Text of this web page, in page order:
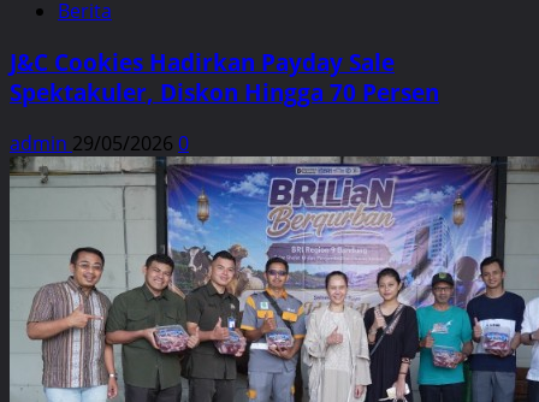
Berita
J&C Cookies Hadirkan Payday Sale
Spektakuler, Diskon Hingga 70 Persen
admin 29/05/2026 0